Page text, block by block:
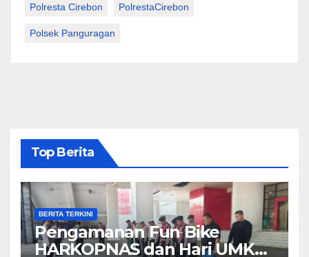
Polresta Cirebon PolrestaCirebon
Polsek Panguragan
Top Berita
BERITA TERKINI
Pengamanan Fun Bike
HARKOPNAS dan Hari UMKM